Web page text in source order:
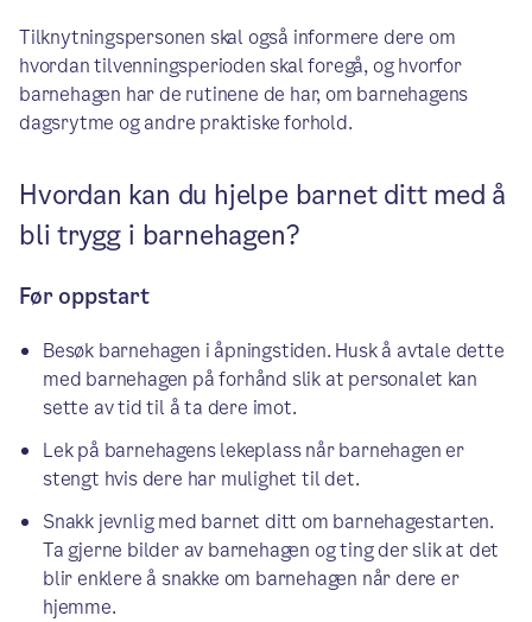
Tilknytningspersonen skal også informere dere om
hvordan tilvenningsperioden skal foregå, og hvorfor
barnehagen har de rutinene de har, om barnehagens
dagsrytme og andre praktiske forhold.
Hvordan kan du hjelpe barnet ditt med å
bli trygg i barnehagen?
Før oppstart
Besøk barnehagen i åpningstiden. Husk å avtale dette
med barnehagen på forhånd slik at personalet kan
sette av tid til å ta dere imot.
Lek på barnehagens lekeplass når barnehagen er
stengt hvis dere har mulighet til det.
Snakk jevnlig med barnet ditt om barnehagestarten.
Ta gjerne bilder av barnehagen og ting der slik at det
blir enklere å snakke om barnehagen når dere er
hjemme.